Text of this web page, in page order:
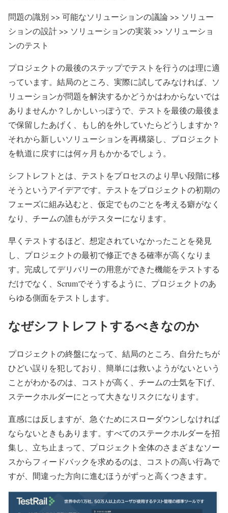
問題の識別 >> 可能なソリューションの議論 >> ソリュー
ションの設計 >> ソリューションの実装 >> ソリューショ
ンのテスト
プロジェクトの最後のステップでテストを行うのは理に適
っています。結局のところ、実際に試してみなければ、ソ
リューションが問題を解決するかどうかはわからないでは
ありませんか？しかしいっぽうで、テストを最後の最後ま
で保留したあげく、もし的を外していたらどうしますか？
それから新しいソリューションを再構築し、プロジェクト
を軌道に戻すには何ヶ月もかかるでしょう。
シフトレフトとは、テストをプロセスのより早い段階に移
そうというアイデアです。テストをプロジェクトの初期の
フェーズに組み込むと、仮定でものごとを考える癖がなく
なり、チームの誰もがテスターになります。
早くテストするほど、想定されていなかったことを発見
し、プロジェクトの最初で修正できる確率が高くなりま
す。完成してデリバリーの用意ができた機能をテストする
だけでなく、Scrumでそうするように、プロジェクトのあ
らゆる側面をテストします。
なぜシフトレフトするべきなのか
プロジェクトの終盤になって、結局のところ、自分たちが
ひどい誤りを犯しており、簡単には救いようがないという
ことがわかるのは、コストが高く、チームの士気を下げ、
ステークホルダーにとって大きなリスクになります。
直感には反しますが、急ぐためにスローダウンしなければ
ならないときもあります。すべてのステークホルダーを招
集し、立ち止まって、プロジェクト全体のさまざまなソー
スからフィードバックを求めるのは、コストの高い行為で
すが、間違った方向に進むほうがずっと高くつきます。